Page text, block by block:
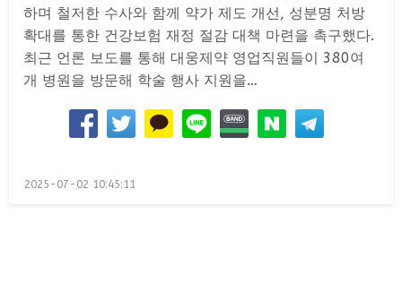
하며 철저한 수사와 함께 약가 제도 개선, 성분명 처방
확대를 통한 건강보험 재정 절감 대책 마련을 촉구했다.
최근 언론 보도를 통해 대웅제약 영업직원들이 380여
개 병원을 방문해 학술 행사 지원을…
Posted
2025-07-02 10:45:11